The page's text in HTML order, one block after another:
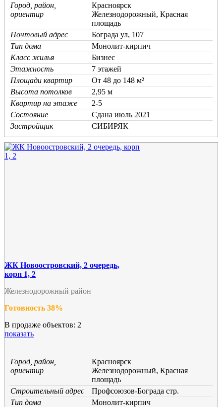
Город, район,
ориентир
Красноярск
Железнодорожный, Красная
площадь
Почтовый адрес
Бограда ул, 107
Тип дома
Монолит-кирпич
Класс жилья
Бизнес
Этажность
7 этажей
Площади квартир
От 48 до 148 м²
Высота потолков
2,95 м
Квартир на этаже
2-5
Состояние
Cдана июль 2021
Застройщик
СИБИРЯК
ЖК Новоостровский, 2 очередь,
корп 1, 2
Железнодорожный район
Готовность 38%
В продаже объектов: 2
показать
Город, район,
ориентир
Красноярск
Железнодорожный, Красная
площадь
Строительный адрес
Профсоюзов-Бограда стр.
Тип дома
Монолит-кирпич